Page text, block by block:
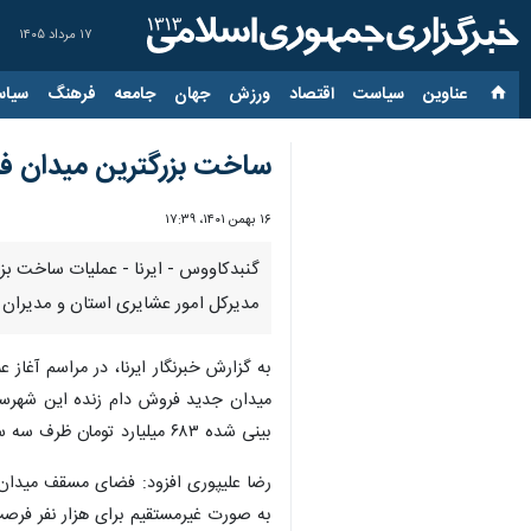
۱۷ مرداد ۱۴۰۵
عناوین‌ سیاست اقتصاد ورزش جهان جامعه فرهنگ
ساخت بزرگترین میدان
۱۶ بهمن ۱۴۰۱، ۱۷:۳۹